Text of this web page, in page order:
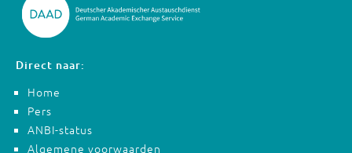
Direct naar:
Home
Pers
ANBI-status
Algemene voorwaarden